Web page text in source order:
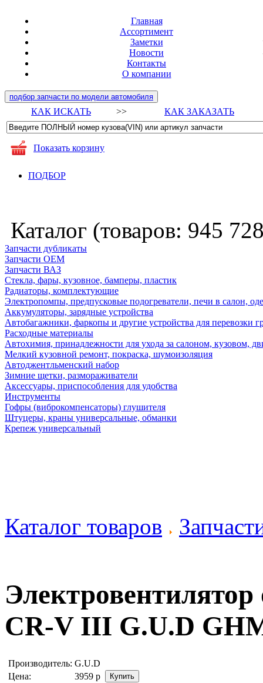
Главная
Ассортимент
Заметки
Новости
Контакты
О компании
подбор запчасти по модели автомобиля
КАК ИСКАТЬ >> КАК ЗАКАЗАТЬ
Показать корзину
ПОДБОР
Каталог (товаров: 945
Запчасти дубликаты
Запчасти ОЕМ
Запчасти ВАЗ
Стекла, фары, кузовное, бамперы, пластик
Радиаторы, комплектующие
Электропомпы, предпусковые подогреватели, печи в салон,
Аккумуляторы, зарядные устройства
Автобагажники, фаркопы и другие устройства для перевозки
Расходные материалы
Автохимия, принадлежности для ухода за салоном, кузовом,
Мелкий кузовной ремонт, покраска, шумоизоляция
Автоджентльменский набор
Зимние щетки, размораживатели
Аксессуары, приспособления для удобства
Инструменты
Гофры (виброкомпенсаторы) глушителя
Штуцеры, краны универсальные, обманки
Крепеж универсальный
Каталог товаров
CR-V III G.U.D
Производитель: G.U.D
Цена:
3959 р